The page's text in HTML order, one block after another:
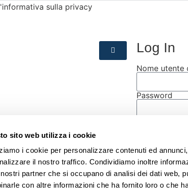
sito web utilizza i cookie
i cookie per personalizzare contenuti ed
il nostro traffico. Condividiamo inoltre
partner che si occupano di analisi dei dati web,
con altre informazioni che ha fornito loro o che
sulla privacy
Log In
Nome utente
Password
Accedi
Nome utente